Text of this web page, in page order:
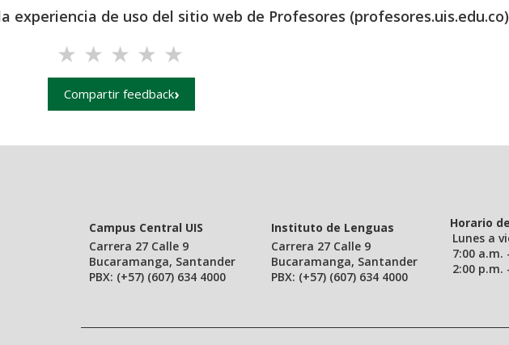
experiencia de uso del sitio web de Profesores (profesores.uis.edu.co)